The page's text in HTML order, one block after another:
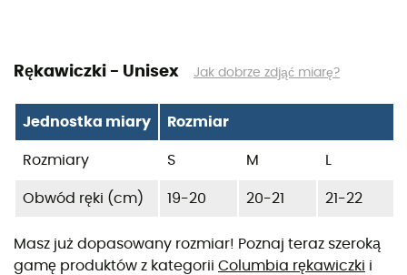
Rękawiczki - Unisex Jak dobrze zdjąć miarę?
Jednostka miary Rozmiar
Rozmiary S M L
Obwód ręki (cm) 19-20 20-21 21-22
Masz już dopasowany rozmiar! Poznaj teraz szeroką
gamę produktów z kategorii Columbia rękawiczki i